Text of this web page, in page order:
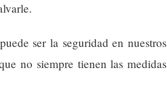
ser la seguridad en nuestros
no siempre tienen las medidas